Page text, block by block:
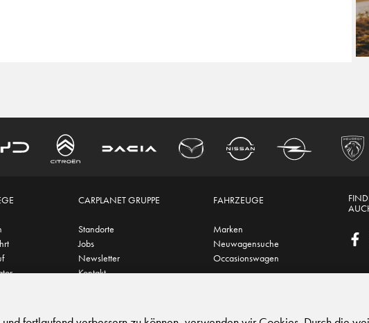
CARPLANET GRUPPE
Standorte
Jobs
Newsletter
Kontakt
FAHRZEUGE
Marken
Neuwagensuche
Occasionswagen